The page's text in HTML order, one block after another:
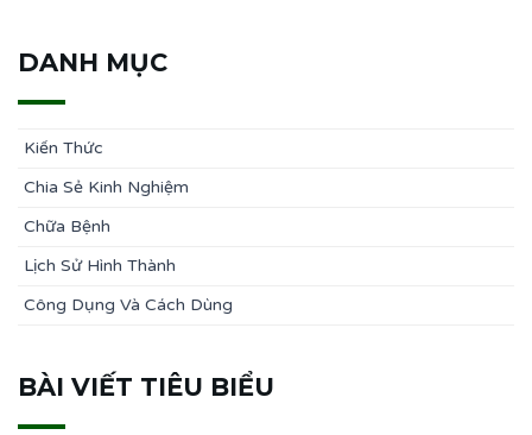
DANH MỤC
Kiến Thức
Chia Sẻ Kinh Nghiệm
Chữa Bệnh
Lịch Sử Hình Thành
Công Dụng Và Cách Dùng
BÀI VIẾT TIÊU BIỂU